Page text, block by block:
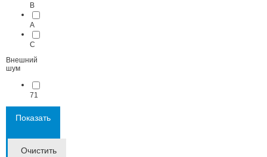
B
A
C
Внешний
шум
71
Показать
Очистить
Фильтр